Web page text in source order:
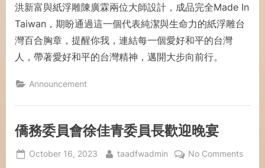
洪新富與紙浮雕陳廣霖兩位大師設計，成品完全Made In
Taiwan，期盼通過這一個代表純潔與生命力的紙浮雕台
灣百合胸章，提醒你我，連結每一個愛好和平的台灣
人，帶著愛好和平的台灣精神，邁開大步向前行。
Announcement
僑務委員會徐佳青委員長歡迎晚宴
October 16, 2023 taadfwadmin No Comments